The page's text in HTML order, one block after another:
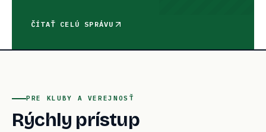
ČÍTAŤ CELÚ SPRÁVU
PRE KLUBY A VEREJNOSŤ
Rýchly prístup